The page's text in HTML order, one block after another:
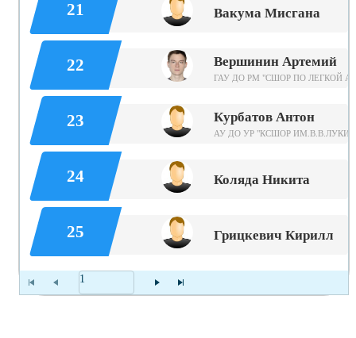
21 Вакума Мисгана
22 Вершинин Артемий
ГАУ ДО РМ "СШОР ПО ЛЕГКОЙ
23 Курбатов Антон
АУ ДО УР "КСШОР
24 Коляда Никита
25 Грицкевич Кирилл